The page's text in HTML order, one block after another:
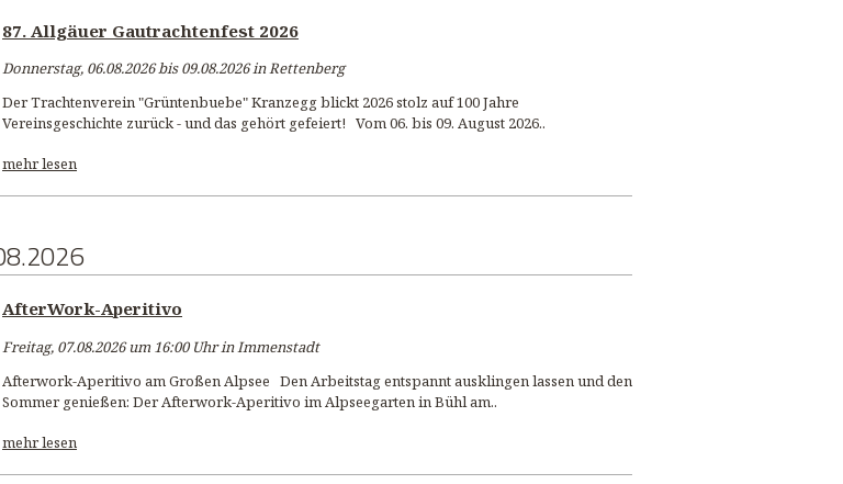
87. Allgäuer Gautrachtenfest 2026
Donnerstag, 06.08.2026 bis 09.08.2026 in Rettenberg
Der Trachtenverein "Grüntenbuebe" Kranzegg blickt 2026 stolz auf 100 Jahre
Vereinsgeschichte zurück - und das gehört gefeiert! Vom 06. bis 09. August 2026..
mehr lesen
AfterWork-Aperitivo
Freitag, 07.08.2026 um 16:00 Uhr in Immenstadt
Afterwork-Aperitivo am Großen Alpsee Den Arbeitstag entspannt ausklingen lassen und den
Sommer genießen: Der Afterwork-Aperitivo im Alpseegarten in Bühl am..
mehr lesen